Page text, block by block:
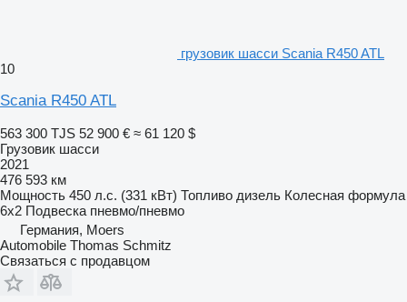
грузовик шасси Scania R450 ATL
10
Scania R450 ATL
563 300 TJS 52 900 € ≈ 61 120 $
Грузовик шасси
2021
476 593 км
Мощность 450 л.с. (331 кВт) Топливо дизель Колесная формула
6x2 Подвеска пневмо/пневмо
Германия, Moers
Automobile Thomas Schmitz
Связаться с продавцом